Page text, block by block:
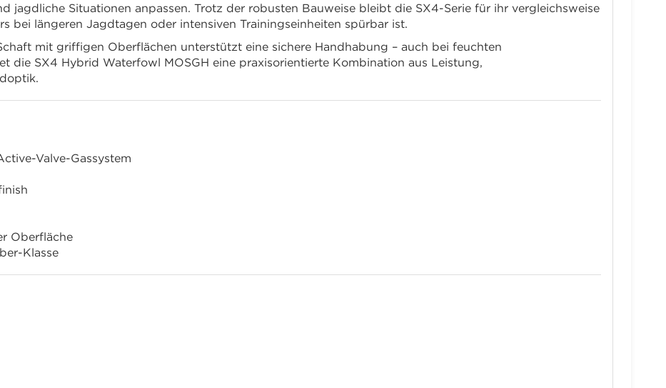
jagdliche Situationen anpassen. Trotz der robusten Bauweise bleibt die SX4-Serie für ihr vergleichsweise
bei längeren Jagdtagen oder intensiven Trainingseinheiten spürbar ist.
mit griffigen Oberflächen unterstützt eine sichere Handhabung – auch bei feuchten
die SX4 Hybrid Waterfowl MOSGH eine praxisorientierte Kombination aus Leistung,
Valve-Gassystem
Oberfläche
Klasse